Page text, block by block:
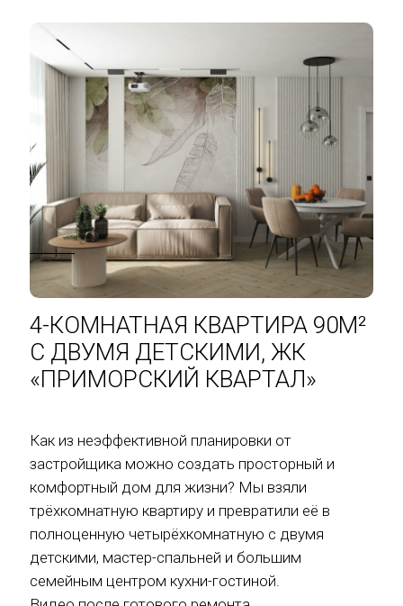
4-КОМНАТНАЯ КВАРТИРА 90М²
С ДВУМЯ ДЕТСКИМИ, ЖК
«ПРИМОРСКИЙ КВАРТАЛ»
Как из неэффективной планировки от
застройщика можно создать просторный и
комфортный дом для жизни? Мы взяли
трёхкомнатную квартиру и превратили её в
полноценную четырёхкомнатную с двумя
детскими, мастер-спальней и большим
семейным центром кухни-гостиной.